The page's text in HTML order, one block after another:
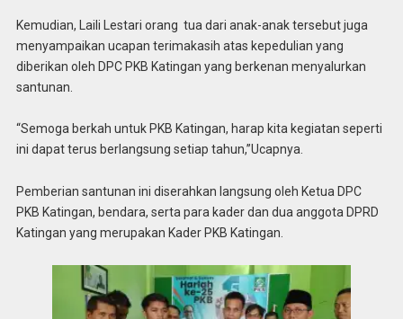
Kemudian, Laili Lestari orang tua dari anak-anak tersebut juga
menyampaikan ucapan terimakasih atas kepedulian yang
diberikan oleh DPC PKB Katingan yang berkenan menyalurkan
santunan.
“Semoga berkah untuk PKB Katingan, harap kita kegiatan seperti
ini dapat terus berlangsung setiap tahun,”Ucapnya.
Pemberian santunan ini diserahkan langsung oleh Ketua DPC
PKB Katingan, bendara, serta para kader dan dua anggota DPRD
Katingan yang merupakan Kader PKB Katingan.